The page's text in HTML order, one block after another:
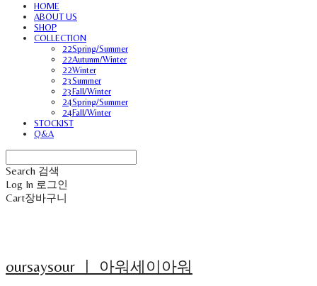
HOME
ABOUT US
SHOP
COLLECTION
22Spring/Summer
22Autunm/Winter
22Winter
23Summer
23Fall/Winter
24Spring/Summer
24Fall/Winter
STOCKIST
Q&A
Search 검색
Log In 로그인
Cart장바구니
oursaysour ㅣ 아워세이아워